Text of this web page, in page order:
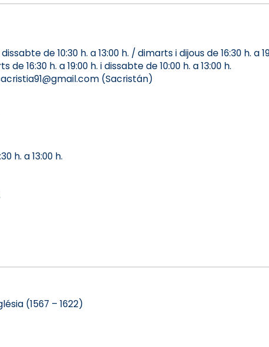
de 10:30 h. a 13:00 h. / dimarts i dijous de 16:30 h. a
16:30 h. a 19:00 h. i dissabte de 10:00 h. a 13:00 h.
(Sacristán)
h. a 13:00 h.
(1567 – 1622)